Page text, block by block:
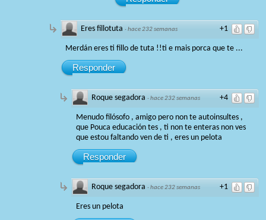
+1
Eres fillotuta ·hace 232 semanas
Merdán eres ti fillo de tuta !!ti e mais porca que te ...
Responder
+4
Roque segadora ·hace 232 semanas
Menudo filósofo , amigo pero non te autoinsultes ,
que Pouca educación tes , ti non te enteras non ves
que estou faltando ven de ti , eres un pelota
Responder
+1
Roque segadora ·hace 232 semanas
Eres un pelota